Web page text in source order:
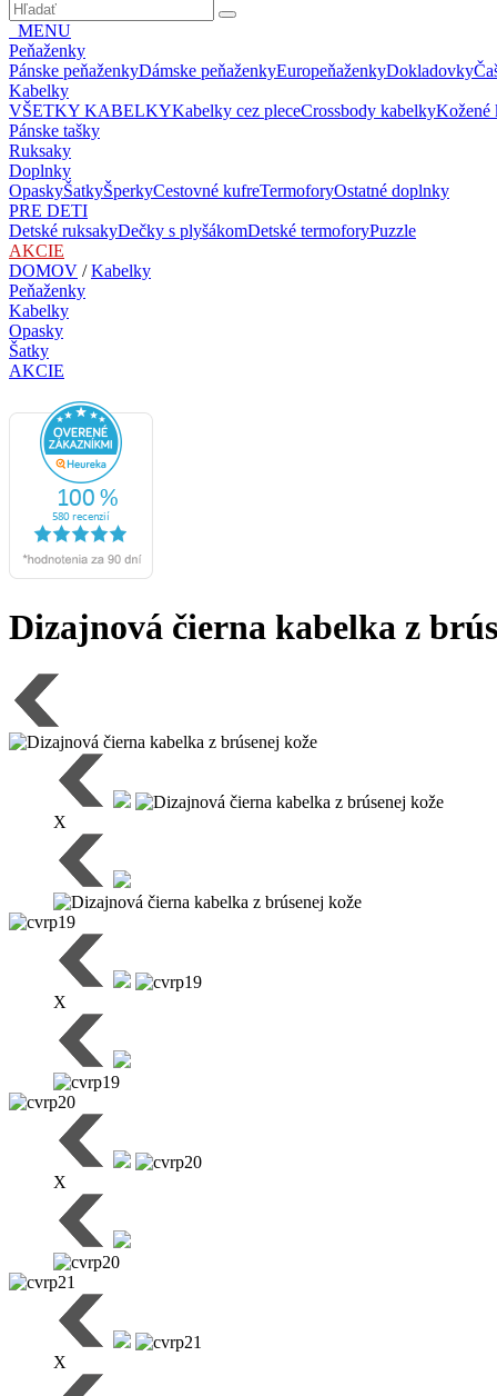
MENU
Peňaženky
Pánske peňaženkyDámske peňaženkyEuropeňaženkyDokladovky
Kabelky
VŠETKY KABELKYKabelky cez pleceCrossbody kabelkyKožené
Pánske tašky
Ruksaky
Doplnky
OpaskyŠatkyŠperkyCestovné kufreTermoforyOstatné doplnky
PRE DETI
Detské ruksakyDečky s plyšákomDetské termoforyPuzzle
AKCIE
DOMOV /Kabelky
Peňaženky
Kabelky
Opasky
Šatky
AKCIE
Dizajnová čierna kabelka z
X
X
X
X